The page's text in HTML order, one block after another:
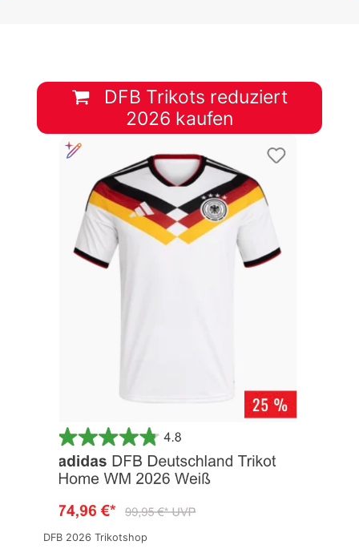
DFB Trikots reduziert
2026 kaufen
DFB 2026 Trikotshop